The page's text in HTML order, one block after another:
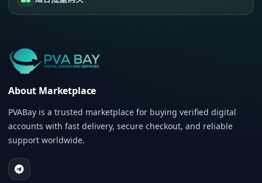
About Marketplace
PVABay is a trusted marketplace for buying verified digital
accounts with fast delivery, secure checkout, and reliable
support worldwide.